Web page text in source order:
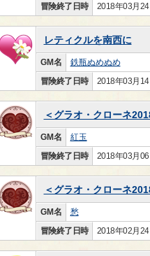
冒険終了日時
2018年03月
レティクルを南西に
GM名 鉄瓶ぬめぬめ
冒険終了日時
2018年03月
＜グラオ・クローネ
GM名 紅玉
冒険終了日時
2018年03月
＜グラオ・クローネ
GM名 愁
冒険終了日時
2018年02月